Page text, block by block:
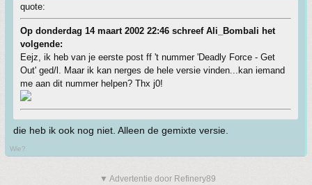
quote:
Op donderdag 14 maart 2002 22:46 schreef Ali_Bombali het
volgende:
Eejz, ik heb van je eerste post ff 't nummer 'Deadly Force - Get
Out' ged/l. Maar ik kan nerges de hele versie vinden...kan iemand
me aan dit nummer helpen? Thx j0!
die heb ik ook nog niet. Alleen de gemixte versie.
Wie?
▼ Advertentie door Refinery89